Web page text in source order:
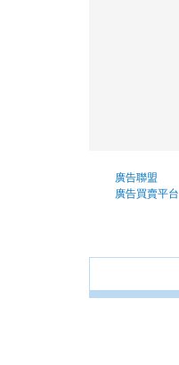
廣告聯盟
廣告買賣平台